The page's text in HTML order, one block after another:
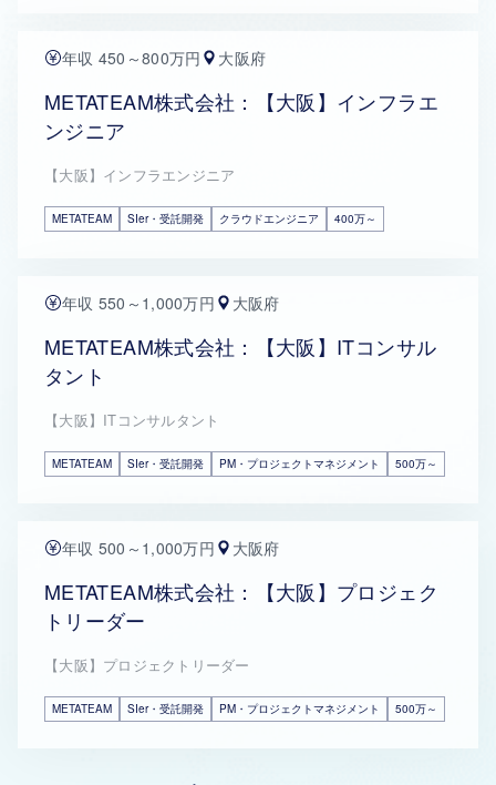
年収 450～800万円 大阪府
METATEAM株式会社：【大阪】インフラエ
ンジニア
【大阪】インフラエンジニア
METATEAM SIer・受託開発 クラウドエンジニア 400万～
年収 550～1,000万円 大阪府
METATEAM株式会社：【大阪】ITコンサル
タント
【大阪】ITコンサルタント
METATEAM SIer・受託開発 PM・プロジェクトマネジメント 500万～
年収 500～1,000万円 大阪府
METATEAM株式会社：【大阪】プロジェク
トリーダー
【大阪】プロジェクトリーダー
METATEAM SIer・受託開発 PM・プロジェクトマネジメント 500万～